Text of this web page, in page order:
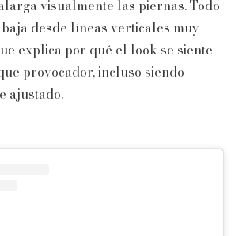
visualmente las piernas. Todo
desde líneas verticales muy
explica por qué el look se siente
provocador, incluso siendo
ajustado.